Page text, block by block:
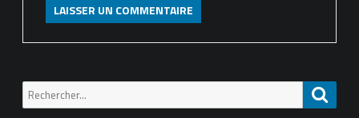
Recherche
pour: